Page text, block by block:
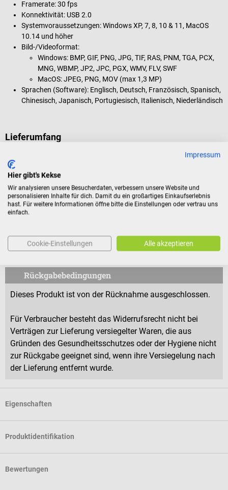
Framerate: 30 fps
Konnektivität: USB 2.0
Systemvoraussetzungen: Windows XP, 7, 8, 10 & 11, MacOS
10.14 und höher
Bild-/Videoformat:
Windows: BMP, GIF, PNG, JPG, TIF, RAS, PNM, TGA, PCX,
MNG, WBMP, JP2, JPC, PGX, WMV, FLV, SWF
MacOS: JPEG, PNG, MOV (max 1,3 MP)
Sprachen (Software): Englisch, Deutsch, Französisch, Spanisch,
Chinesisch, Japanisch, Portugiesisch, Italienisch, Niederländisch
Lieferumfang
1 Dino-Lite DermaScope Polarizer HR 200x Videodermatoskop
1 Tasche
1 Schutzkappe N3CC-Closed Cap
1 Schutzkappe N3C-L-Long Cap
1 Software CD (DinoCapture 2.0 für Windows, DinoXcope für
MacOS)
Die abgebildeten Computer sind nicht im Lieferumfang enthalten.
Rückgabebedingungen
Dieses Produkt ist von der Rücknahme ausgeschlossen.
Für Verbraucher besteht das Widerrufsrecht nicht bei
Verträgen zur Lieferung versiegelter Waren, die aus
Gründen des Gesundheitsschutzes oder der Hygiene nicht
zur Rückgabe geeignet sind, wenn ihre Versiegelung nach
der Lieferung entfernt wurde.
Eigenschaften
Produktidentifikation
Bewertungen
Impressum
Hier gibt's Kekse
Wir analysieren unsere Besucherdaten, verbessern unsere Website und
personalisieren Inhalte für dich. Damit du ein großartiges Einkaufserlebnis
hast. Für weitere Informationen öffne bitte die Einstellungen oder vertrau uns
einfach.
Cookie-Einstellungen Alle akzeptieren